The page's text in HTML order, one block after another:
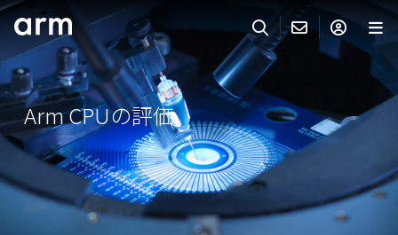
Skip to Main Content
Skip to Footer
サーチ
ARMのお問い合わせ
サポート
IP サポート
Keil Tools
ARMアカウント
Armアカウント
ログインしてArmアカウントにアクセスする。
ログイン
製品
分野
パートナー
Arm CPUの評価